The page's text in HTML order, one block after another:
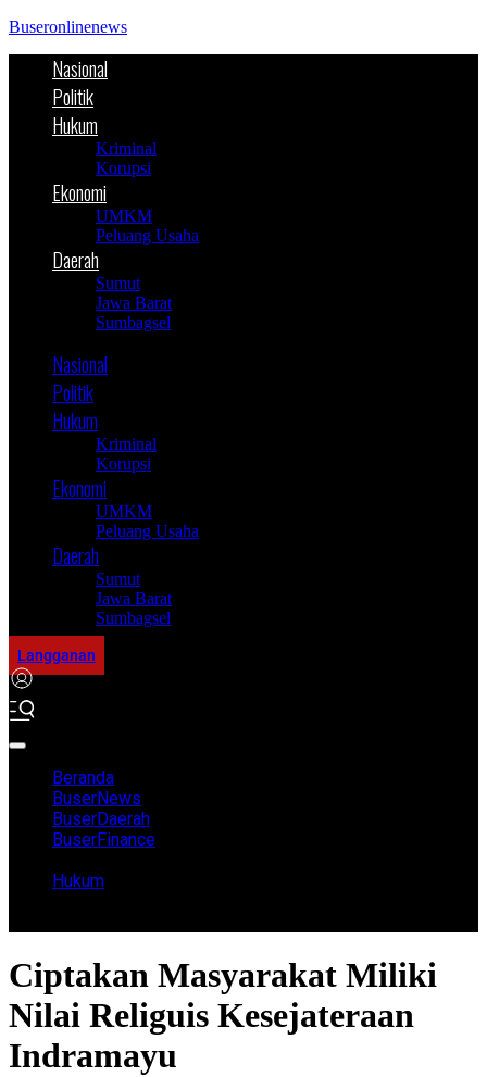
Buseronlinenews
Nasional
Politik
Hukum
Kriminal
Korupsi
Ekonomi
UMKM
Peluang Usaha
Daerah
Sumut
Jawa Barat
Sumbagsel
Nasional
Politik
Hukum
Kriminal
Korupsi
Ekonomi
UMKM
Peluang Usaha
Daerah
Sumut
Jawa Barat
Sumbagsel
Langganan
Beranda
BuserNews
BuserDaerah
BuserFinance
Hukum
Ciptakan Masyarakat Miliki
Nilai Religuis Kesejateraan
Indramayu